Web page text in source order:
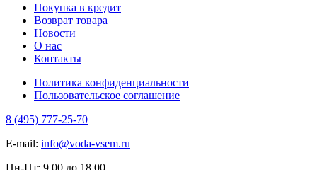
Покупка в кредит
Возврат товара
Новости
О нас
Контакты
Политика конфиденциальности
Пользовательское соглашение
8 (495) 777-25-70
E-mail: info@voda-vsem.ru
Пн-Пт: 9.00 до 18.00